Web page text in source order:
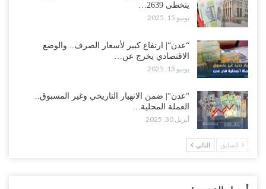
يتخطى 2639…
يونيو 15, 2025
“عدن“| ارتفاع كبير لأسعار الصرف.. والوضع
الاقتصادي يخرج عن…
يونيو 13, 2025
“عدن“| ضمن الانهيار التاريخي وغير المسبوق..
العملة المحلية…
أبريل 30, 2025
السابق التالي